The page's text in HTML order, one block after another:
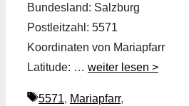
Bundesland: Salzburg
Postleitzahl: 5571
Koordinaten von Mariapfarr
Latitude: … weiter lesen >
Schlagwörter
5571, Mariapfarr,